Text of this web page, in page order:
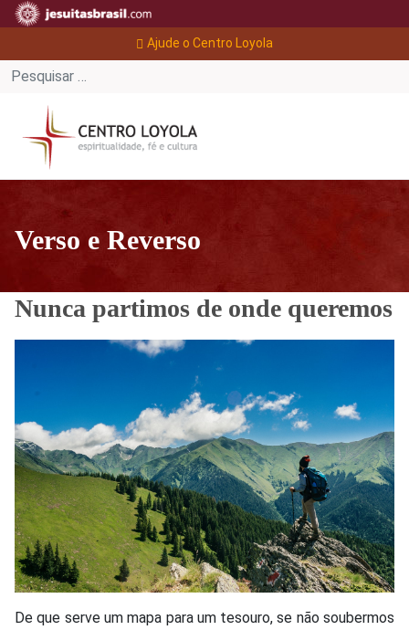
Ajude o Centro Loyola
Verso e Reverso
Nunca partimos de onde queremos
De que serve um mapa para um tesouro, se não soubermos